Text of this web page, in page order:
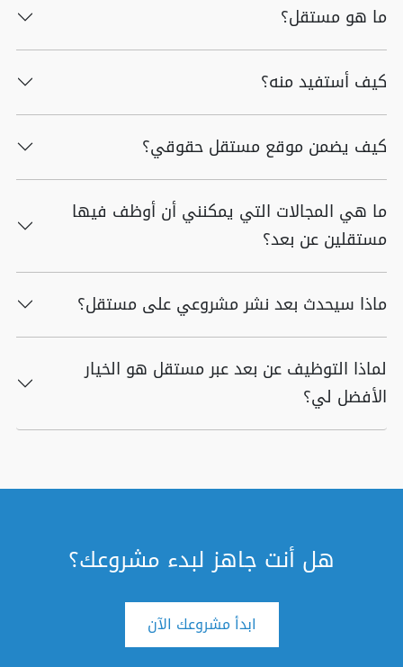
ما هو مستقل؟
كيف أستفيد منه؟
كيف يضمن موقع مستقل حقوقي؟
ما هي المجالات التي يمكنني أن أوظف فيها
مستقلين عن بعد؟
ماذا سيحدث بعد نشر مشروعي على مستقل؟
لماذا التوظيف عن بعد عبر مستقل هو الخيار
الأفضل لي؟
هل أنت جاهز لبدء مشروعك؟
ابدأ مشروعك الآن